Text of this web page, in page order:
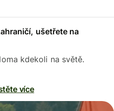
ušetřete na
kdekoli na světě.
více